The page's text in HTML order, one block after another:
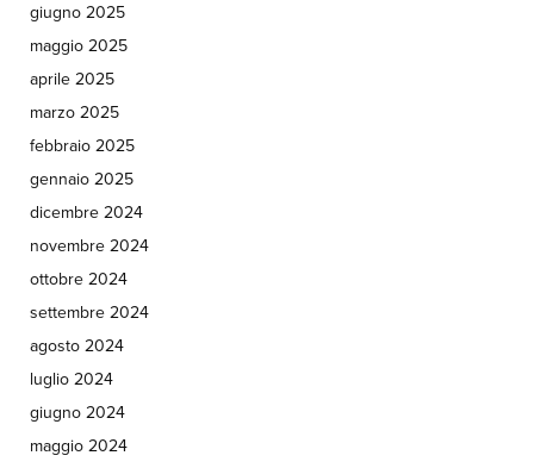
giugno 2025
maggio 2025
aprile 2025
marzo 2025
febbraio 2025
gennaio 2025
dicembre 2024
novembre 2024
ottobre 2024
settembre 2024
agosto 2024
luglio 2024
giugno 2024
maggio 2024